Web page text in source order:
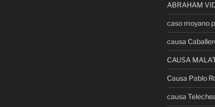
ABRAHAM
caso moyano
causa
CAUSA
Causa Pablo
causa